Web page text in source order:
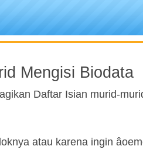
Mengisi Biodata
Daftar Isian murid-
atau karena ingin